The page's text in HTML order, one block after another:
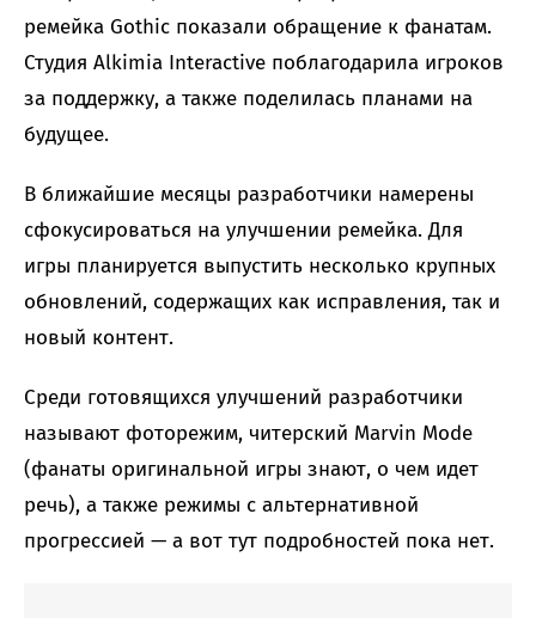
ремейка Gothic показали обращение к фанатам.
Студия Alkimia Interactive поблагодарила игроков
за поддержку, а также поделилась планами на
будущее.
В ближайшие месяцы разработчики намерены
сфокусироваться на улучшении ремейка. Для
игры планируется выпустить несколько крупных
обновлений, содержащих как исправления, так и
новый контент.
Среди готовящихся улучшений разработчики
называют фоторежим, читерский Marvin Mode
(фанаты оригинальной игры знают, о чем идет
речь), а также режимы с альтернативной
прогрессией — а вот тут подробностей пока нет.